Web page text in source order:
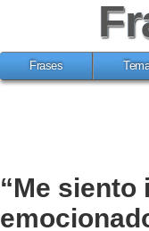
Frases
“Me siento